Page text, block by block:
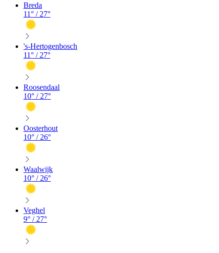
Breda
11° / 27°
's-Hertogenbosch
11° / 27°
Roosendaal
10° / 27°
Oosterhout
10° / 26°
Waalwijk
10° / 26°
Veghel
9° / 27°